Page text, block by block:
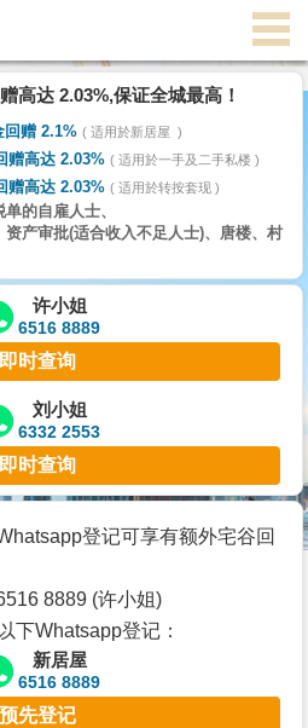
高达 2.03%,保证全城最高！
回赠 2.1% 适用於新居屋
赠高达 2.03% 适用於一手及二手私楼
赠高达 2.03% 适用於转按套现
的自雇人士、
资产审批(适合收入不足人士)、唐楼、村
许小姐
6516 8889
即时查询
刘小姐
6332 2553
即时查询
登记可享有额外宅谷回
8889 (许小姐)
下Whatsapp登记：
新居屋
6516 8889
预先登记